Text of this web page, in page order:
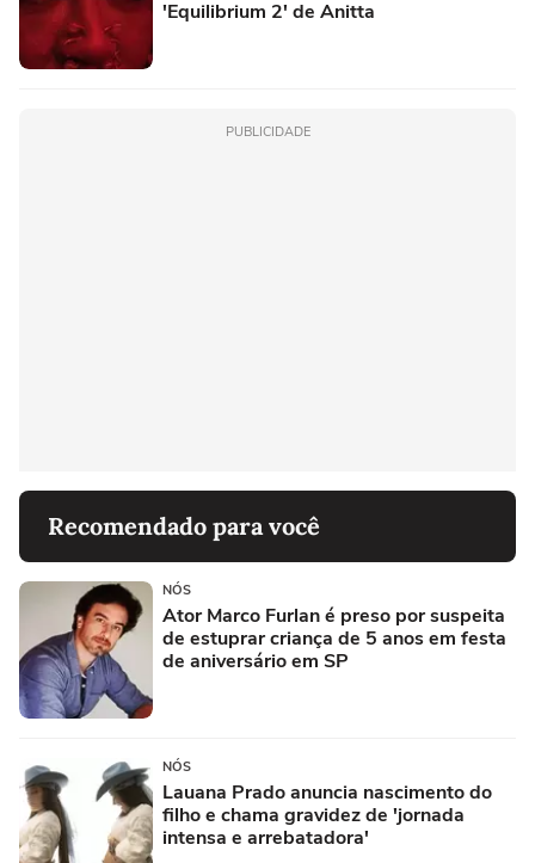
'Equilibrium 2' de Anitta
PUBLICIDADE
Recomendado para você
NÓS
Ator Marco Furlan é preso por suspeita
de estuprar criança de 5 anos em festa
de aniversário em SP
NÓS
Lauana Prado anuncia nascimento do
filho e chama gravidez de 'jornada
intensa e arrebatadora'